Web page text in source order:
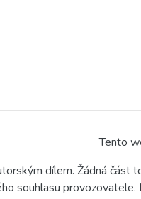
Tento
dílem. Žádná část
souhlasu